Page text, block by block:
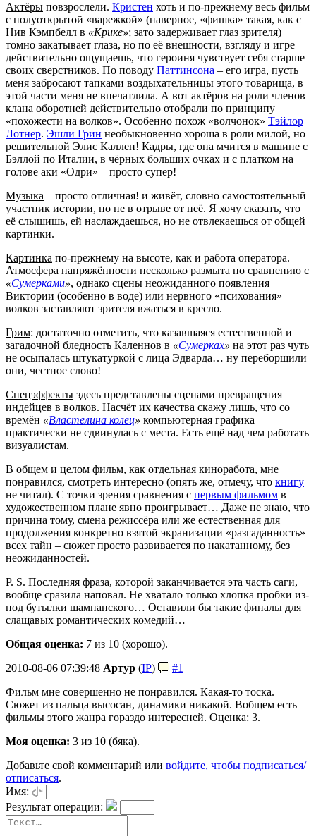
Актёры повзрослели. Кристен хоть и по-прежнему весь фильм
с полуоткрытой «варежкой» (наверное, «фишка» такая, как с
Нив Кэмпбелл в «Крике»; зато задерживает глаз зрителя)
томно закатывает глаза, но по её внешности, взгляду и игре
действительно ощущаешь, что героиня чувствует себя старше
своих сверстников. По поводу Паттинсона – его игра, пусть
меня забросают тапками воздыхательницы этого товарища, в
этой части меня не впечатлила. А вот актёров на роли членов
клана оборотней действительно отобрали по принципу
«похожести на волков». Особенно похож «волчонок» Тэйлор
Лотнер. Эшли Грин необыкновенно хороша в роли милой, но
решительной Элис Каллен! Кадры, где она мчится в машине с
Бэллой по Италии, в чёрных больших очках и с платком на
голове аки «Одри» – просто супер!
Музыка – просто отличная! и живёт, словно самостоятельный
участник истории, но не в отрыве от неё. Я хочу сказать, что
её слышишь, ей наслаждаешься, но не отвлекаешься от общей
картинки.
Картинка по-прежнему на высоте, как и работа оператора.
Атмосфера напряжённости несколько размыта по сравнению с
«Сумерками», однако сцены неожиданного появления
Виктории (особенно в воде) или нервного «психования»
волков заставляют зрителя вжаться в кресло.
Грим: достаточно отметить, что казавшаяся естественной и
загадочной бледность Каленнов в «Сумерках» на этот раз чуть
не осыпалась штукатуркой с лица Эдварда… ну переборщили
они, честное слово!
Спецэффекты здесь представлены сценами превращения
индейцев в волков. Насчёт их качества скажу лишь, что со
времён «Властелина колец» компьютерная графика
практически не сдвинулась с места. Есть ещё над чем работать
визуалистам.
В общем и целом фильм, как отдельная киноработа, мне
понравился, смотреть интересно (опять же, отмечу, что книгу
не читал). С точки зрения сравнения с первым фильмом в
художественном плане явно проигрывает… Даже не знаю, что
причина тому, смена режиссёра или же естественная для
продолжения конкретно взятой экранизации «разгаданность»
всех тайн – сюжет просто развивается по накатанному, без
неожиданностей.
P. S. Последняя фраза, которой заканчивается эта часть саги,
вообще сразила наповал. Не хватало только хлопка пробки из-
под бутылки шампанского… Оставили бы такие финалы для
слащавых романтических комедий…
Общая оценка: 7 из 10 (хорошо).
2010-08-06 07:39:48 Артур (IP)
#1
Фильм мне совершенно не понравился. Какая-то тоска.
Сюжет из пальца высосан, динамики никакой. Вобщем есть
фильмы этого жанра гораздо интересней. Оценка: 3.
Моя оценка: 3 из 10 (бяка).
Добавьте свой комментарий или войдите, чтобы подписаться/
отписаться.
Имя:
Результат операции: